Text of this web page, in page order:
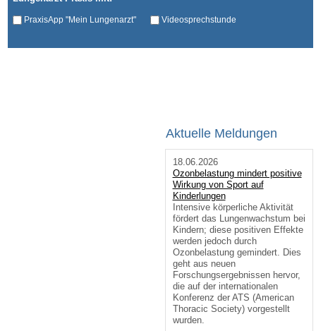
PraxisApp "Mein Lungenarzt" Videosprechstunde
Aktuelle Meldungen
18.06.2026
Ozonbelastung mindert positive
Wirkung von Sport auf
Kinderlungen
Intensive körperliche Aktivität
fördert das Lungenwachstum bei
Kindern; diese positiven Effekte
werden jedoch durch
Ozonbelastung gemindert. Dies
geht aus neuen
Forschungsergebnissen hervor,
die auf der internationalen
Konferenz der ATS (American
Thoracic Society) vorgestellt
wurden.